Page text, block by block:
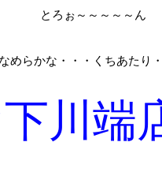
とろぉ～～～～～ん
なめらかな・・・くちあたり
川端